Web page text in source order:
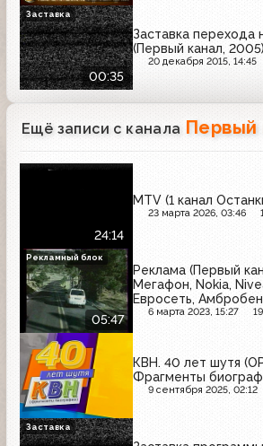
00:35
Заставка перехода
(Первый канал, 2005)
20 декабря 2015, 14:45
Заставка
Ещё записи с канала Первый
24:14
MTV (1 канал
23 марта 2026, 03:46
05:47
Реклама (Первый
Мегафон, Nokia,
Евросеть,
Garnier, Слобода,
6 марта 2023, 15:27
Рекламный блок
КВН. 40 лет шутя
Фрагменты
9 сентября 2025, 02:12
Заставка